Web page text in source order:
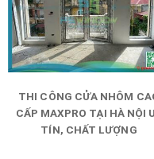
THI CÔNG CỬA NHÔM
CẤP MAXPRO TẠI HÀ NỘI
TÍN, CHẤT LƯỢNG